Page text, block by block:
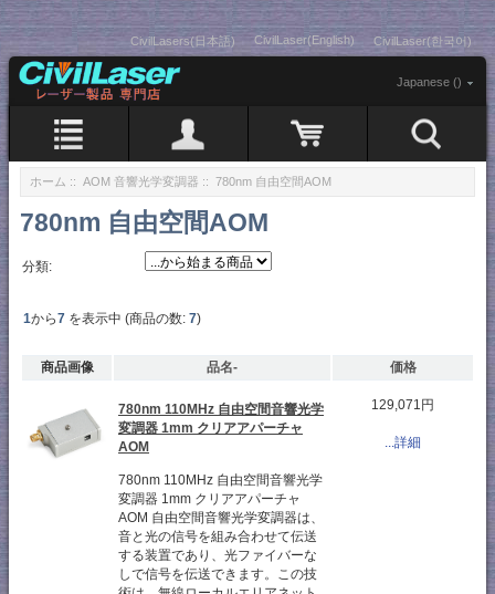
CivilLasers(日本語) CivilLaser(English) CivilLaser(한국어)
Japanese ()
ホーム :: AOM 音響光学変調器 :: 780nm 自由空間AOM
780nm 自由空間AOM
分類:
1から7 を表示中 (商品の数: 7)
商品画像 品名- 価格
780nm 110MHz 自由空間音響光学
変調器 1mm クリアアパーチャ
AOM
780nm 110MHz 自由空間音響光学
変調器 1mm クリアアパーチャ
AOM 自由空間音響光学変調器は、
音と光の信号を組み合わせて伝送
する装置であり、光ファイバーな
しで信号を伝送できます。この技
129,071円
...詳細